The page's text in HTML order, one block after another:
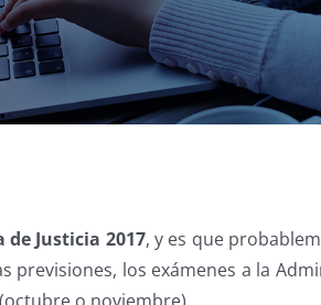
de Justicia 2017, y es que
previsiones, los exámenes a la